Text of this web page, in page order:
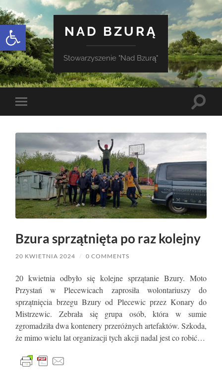
Otwórz pasek narzędzi
NAD BZURĄ
Stowarzyszenie "Nad Bzurą"
Toggle
mobile
Toggle
Bzura sprzątnięta po raz kolejny
20 KWIETNIA 2024 / 0 COMMENTS
20 kwietnia odbyło się kolejne sprzątanie Bzury. Moto
Przystań w Plecewicach zaprosiła wolontariuszy do
sprzątnięcia brzegu Bzury od Plecewic przez Konary do
Mistrzewic. Zebrała się grupa osób, która w sumie
zgromadziła dwa kontenery przeróżnych artefaktów. Szkoda,
że mimo wielu lat organizacji tych akcji nadal jest co robić…